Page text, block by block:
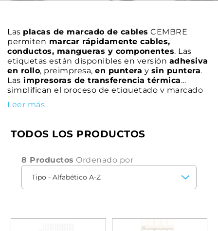
Las placas de marcado de cables CEMBRE
permiten marcar rápidamente cables,
conductos, mangueras y componentes. Las
etiquetas están disponibles en versión adhesiva
en rollo, preimpresa, en puntera y sin puntera.
Las impresoras de transferencia térmica
simplifican el proceso de etiquetado y marcado
al producir impresiones indelebles de calidad.
Leer más
TODOS LOS PRODUCTOS
8 Productos Ordenado por